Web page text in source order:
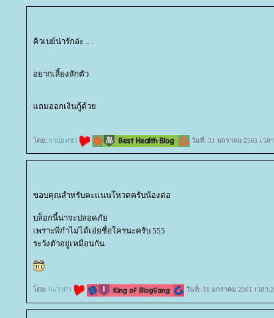
คิวเบย์น่ารักอ่ะ .. .
อยากเลี้ยงสักตัว
ถมออกเงินกู้ด้ว
ดย: กาปอมซ่า วันที่: 31 มกราคม 2561 เวล
ขอบคุณสำหรับคะแนนโหวตครับน้องต่อ
บล็อกนี้น่าจะปลอดภั
เพราะพี่ก๋าไม่ได้เอ่ยชื่อใครนะครับ 555
ระวังตัวอยู่เหมือนกัน
ดย: กะว่าก๋า วันที่: 31 มกราคม 2561 เวลา